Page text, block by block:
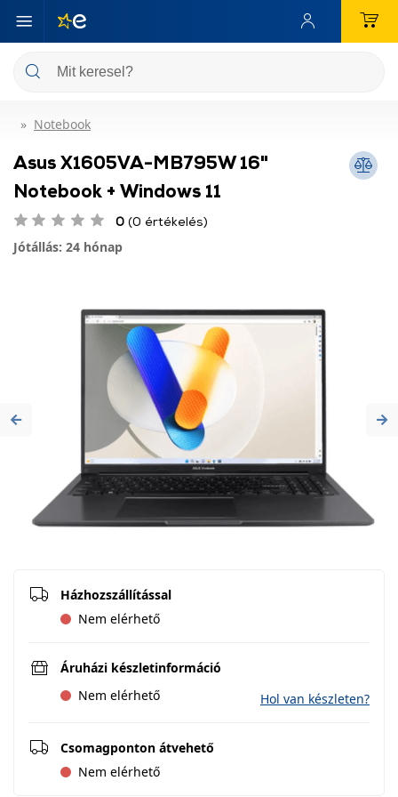
Notebook
Asus X1605VA-MB795W 16"
Notebook + Windows 11
0 (0 értékelés)
Jótállás: 24 hónap
Previous
Házhozszállítással
Nem elérhető
Áruházi készletinformáció
Nem elérhető
Hol van készleten?
Csomagponton átvehető
Nem elérhető